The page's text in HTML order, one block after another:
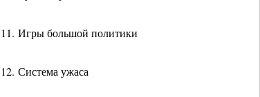
11. Игры большой политики
12. Система ужаса